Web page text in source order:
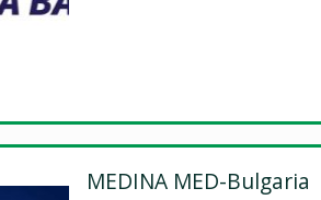
MEDINA MED-Bulgaria